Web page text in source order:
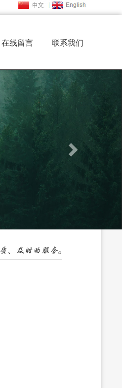
在线留言 联系我们
Next